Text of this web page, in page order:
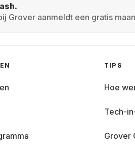
Grover aanmeldt een gratis
TIPS
Hoe
Tech-
Grover